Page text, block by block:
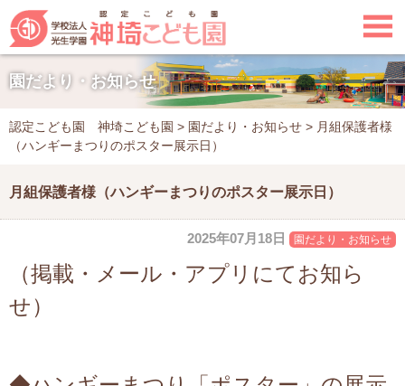

園だより・お知らせ
認定こども園 神埼こども園 > 園だより・お知らせ > 月組保護者様
（ハンギーまつりのポスター展示日）
月組保護者様（ハンギーまつりのポスター展示日）
2025年07月18日 園だより・お知らせ
（掲載・メール・アプリにてお知ら
せ）